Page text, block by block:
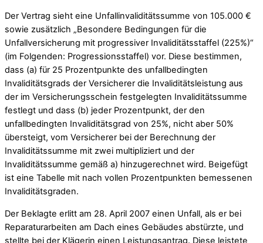
Der Vertrag sieht eine Unfallinvaliditätssumme von 105.000 €
sowie zusätzlich „Besondere Bedingungen für die
Unfallversicherung mit progressiver Invaliditätsstaffel (225%)“
(im Folgenden: Progressionsstaffel) vor. Diese bestimmen,
dass (a) für 25 Prozentpunkte des unfallbedingten
Invaliditätsgrads der Versicherer die Invaliditätsleistung aus
der im Versicherungsschein festgelegten Invaliditätssumme
festlegt und dass (b) jeder Prozentpunkt, der den
unfallbedingten Invaliditätsgrad von 25%, nicht aber 50%
übersteigt, vom Versicherer bei der Berechnung der
Invaliditätssumme mit zwei multipliziert und der
Invaliditätssumme gemäß a) hinzugerechnet wird. Beigefügt
ist eine Tabelle mit nach vollen Prozentpunkten bemessenen
Invaliditätsgraden.
Der Beklagte erlitt am 28. April 2007 einen Unfall, als er bei
Reparaturarbeiten am Dach eines Gebäudes abstürzte, und
stellte bei der Klägerin einen Leistungsantrag. Diese leistete